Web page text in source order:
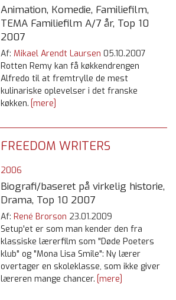
Animation, Komedie, Familiefilm,
TEMA Familiefilm A/7 år, Top 10
2007
Af: Mikael Arendt Laursen 05.10.2007
Rotten Remy kan få køkkendrengen
Alfredo til at fremtrylle de mest
kulinariske oplevelser i det franske
køkken. [mere]
FREEDOM WRITERS
2006
Biografi/baseret på virkelig historie,
Drama, Top 10 2007
Af: René Brorson 23.01.2009
Setup'et er som man kender den fra
klassiske lærerfilm som "Døde Poeters
klub" og "Mona Lisa Smile": Ny lærer
overtager en skoleklasse, som ikke giver
læreren mange chancer. [mere]